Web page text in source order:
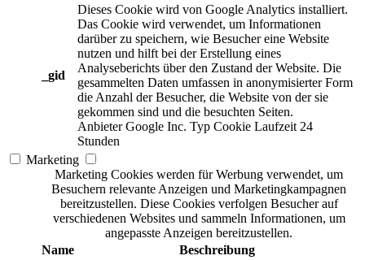
_gid
Dieses Cookie wird von Google Analytics installiert.
Das Cookie wird verwendet, um Informationen
darüber zu speichern, wie Besucher eine Website
nutzen und hilft bei der Erstellung eines
Analyseberichts über den Zustand der Website. Die
gesammelten Daten umfassen in anonymisierter Form
die Anzahl der Besucher, die Website von der sie
gekommen sind und die besuchten Seiten.
Anbieter Google Inc. Typ Cookie Laufzeit 24
Stunden
Marketing
Marketing Cookies werden für Werbung verwendet, um
Besuchern relevante Anzeigen und Marketingkampagnen
bereitzustellen. Diese Cookies verfolgen Besucher auf
verschiedenen Websites und sammeln Informationen, um
angepasste Anzeigen bereitzustellen.
Name
Beschreibung